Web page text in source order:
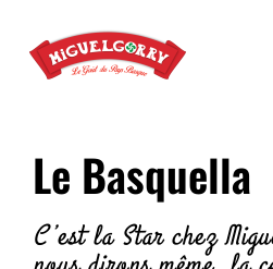
Le Basquella
C’est la Star chez